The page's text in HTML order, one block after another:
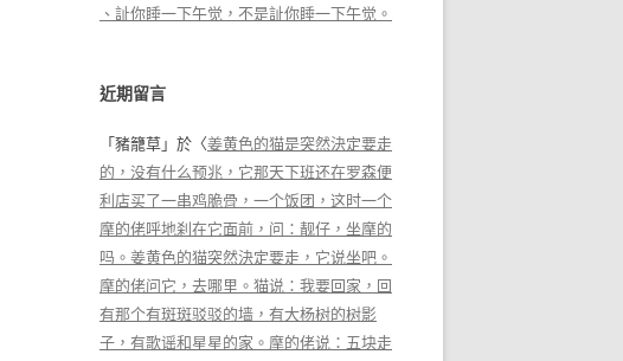
、訨你睡一下午觉，不是訨你睡一下午觉。
近期留言
「 豬籠草 」於〈姜黄色的猫是突然決定要走
的，没有什么预兆，它那天下班还在罗森便
利店买了一串鸡脆骨，一个饭团，这时一个
摩的佬呼地刹在它面前，问：靓仔，坐摩的
吗。姜黄色的猫突然決定要走，它说坐吧。
摩的佬问它，去哪里。猫说：我要回家，回
有那个有斑斑驳驳的墙，有大杨树的树影
子，有歌谣和星星的家。摩的佬说：五块走